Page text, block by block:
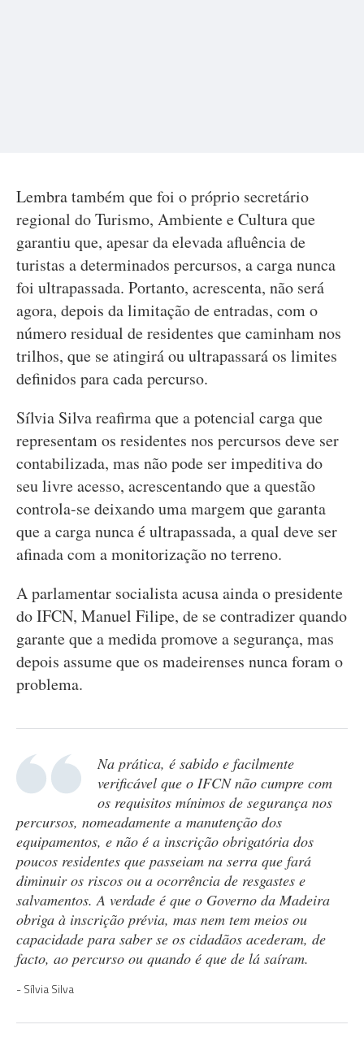
Lembra também que foi o próprio secretário
regional do Turismo, Ambiente e Cultura que
garantiu que, apesar da elevada afluência de
turistas a determinados percursos, a carga nunca
foi ultrapassada. Portanto, acrescenta, não será
agora, depois da limitação de entradas, com o
número residual de residentes que caminham nos
trilhos, que se atingirá ou ultrapassará os limites
definidos para cada percurso.
Sílvia Silva reafirma que a potencial carga que
representam os residentes nos percursos deve ser
contabilizada, mas não pode ser impeditiva do
seu livre acesso, acrescentando que a questão
controla-se deixando uma margem que garanta
que a carga nunca é ultrapassada, a qual deve ser
afinada com a monitorização no terreno.
A parlamentar socialista acusa ainda o presidente
do IFCN, Manuel Filipe, de se contradizer quando
garante que a medida promove a segurança, mas
depois assume que os madeirenses nunca foram o
problema.
Na prática, é sabido e facilmente
verificável que o IFCN não cumpre com
os requisitos mínimos de segurança nos
percursos, nomeadamente a manutenção dos
equipamentos, e não é a inscrição obrigatória dos
poucos residentes que passeiam na serra que fará
diminuir os riscos ou a ocorrência de resgastes e
salvamentos. A verdade é que o Governo da Madeira
obriga à inscrição prévia, mas nem tem meios ou
capacidade para saber se os cidadãos acederam, de
facto, ao percurso ou quando é que de lá saíram.
Sílvia Silva